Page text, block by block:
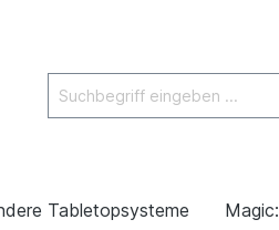
Tabletopsysteme